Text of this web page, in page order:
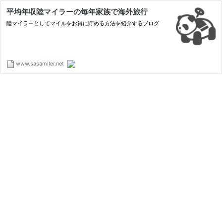
平均年収陸マイラーの毎年家族で海外旅行
陸マイラーとしてマイルをお得に貯める方法を紹介するブログ
www.sasamiler.net